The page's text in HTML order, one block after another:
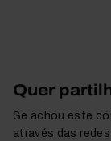
Quer
Se achou este
através das